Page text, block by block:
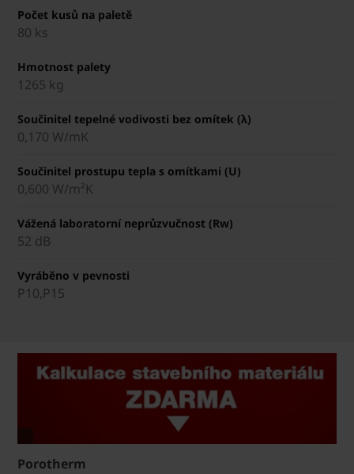
Počet kusů na paletě
80 ks
Hmotnost palety
1265 kg
Součinitel tepelné vodivosti bez omítek (λ)
0,170 W/mK
Součinitel prostupu tepla s omítkami (U)
0,600 W/m²K
Vážená laboratorní neprůzvučnost (Rw)
52 dB
Vyráběno v pevnosti
P10,P15
Porotherm